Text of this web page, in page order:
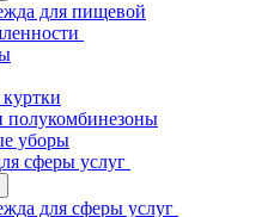
для пищевой
уборы
сферы услуг
для сферы услуг